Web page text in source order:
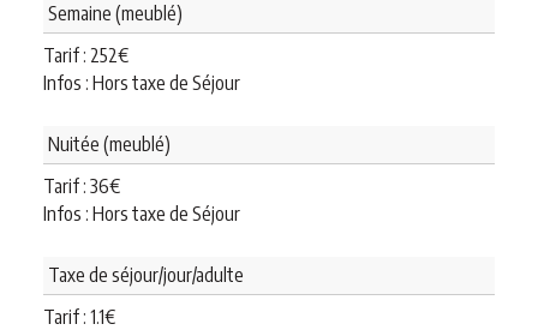
Semaine (meublé)
Tarif : 252€
Infos : Hors taxe de Séjour
Nuitée (meublé)
Tarif : 36€
Infos : Hors taxe de Séjour
Taxe de séjour/jour/adulte
Tarif : 1.1€